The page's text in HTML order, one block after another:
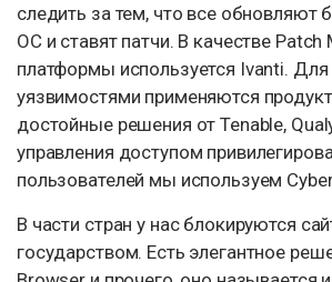
следить за тем, что все обновляют
ОС и ставят патчи. В качестве
платформы используется Ivanti. Для
уязвимостями применяются
достойные решения от Tenable,
управления доступом
пользователей мы используем
В части стран у нас блокируются
государством. Есть элегантное